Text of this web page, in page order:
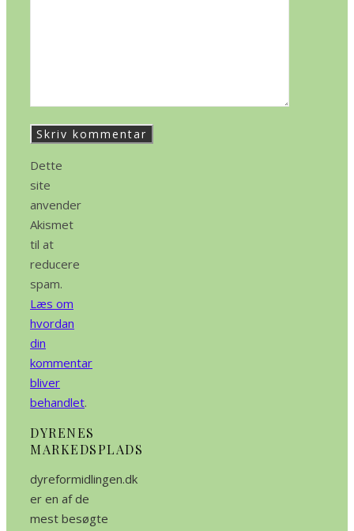
Dette
site
anvender
Akismet
til at
reducere
spam.
Læs om
hvordan
din
kommentar
bliver
behandlet.
DYRENES
MARKEDSPLADS
dyreformidlingen.dk
er en af de
mest besøgte